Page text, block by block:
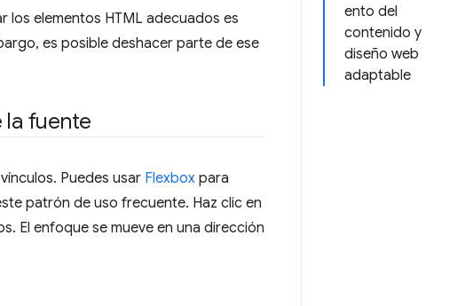
ento del
contenido y
diseño web
adaptable
elementos HTML adecuados es
es posible deshacer parte de ese
la fuente
Puedes usar Flexbox para
patrón de uso frecuente. Haz clic en
El enfoque se mueve en una dirección